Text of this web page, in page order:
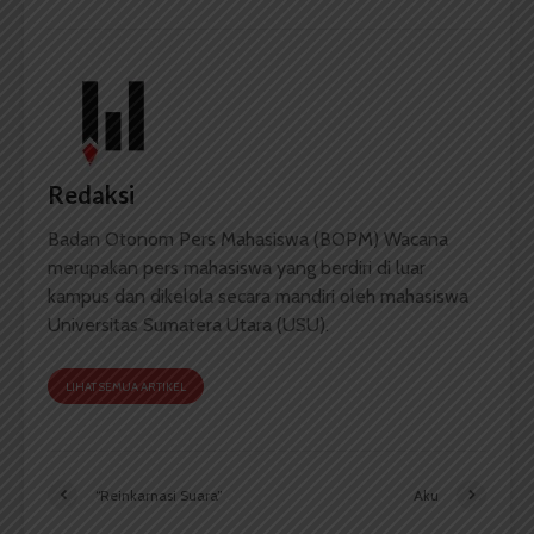
Redaksi
Badan Otonom Pers Mahasiswa (BOPM) Wacana
merupakan pers mahasiswa yang berdiri di luar
kampus dan dikelola secara mandiri oleh mahasiswa
Universitas Sumatera Utara (USU).
LIHAT SEMUA ARTIKEL
“Reinkarnasi Suara” Aku